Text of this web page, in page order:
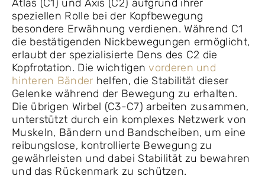
Atlas (C1) und Axis (C2) aufgrund ihrer
speziellen Rolle bei der Kopfbewegung
besondere Erwähnung verdienen. Während C1
die bestätigenden Nickbewegungen ermöglicht,
erlaubt der spezialisierte Dens des C2 die
Kopfrotation. Die wichtigenvorderen und
hinteren Bänder helfen, die Stabilität dieser
Gelenke während der Bewegung zu erhalten.
Die übrigen Wirbel (C3-C7) arbeiten zusammen,
unterstützt durch ein komplexes Netzwerk von
Muskeln, Bändern und Bandscheiben, um eine
reibungslose, kontrollierte Bewegung zu
gewährleisten und dabei Stabilität zu bewahren
und das Rückenmark zu schützen.